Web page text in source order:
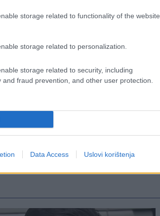
storage related to functionality of the website
storage related to personalization.
storage related to security, including
fraud prevention, and other user protection.
Data Access Uslovi korištenja